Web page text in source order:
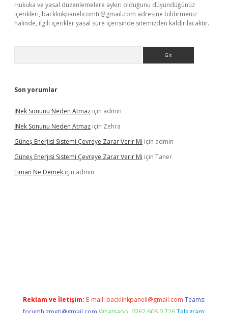
Hukuka ve yasal düzenlemelere aykırı olduğunu düşündüğünüz
içerikleri, backlinkpanelicomtr@gmail.com adresine bildirmeniz
halinde, ilgili içerikler yasal süre içerisinde sitemizden kaldırılacaktır.
Son yorumlar
İNek Sonunu Neden Atmaz için admin
İNek Sonunu Neden Atmaz için Zehra
Güneş Enerjisi Sistemi Çevreye Zarar Verir Mi için admin
Güneş Enerjisi Sistemi Çevreye Zarar Verir Mi için Taner
Liman Ne Demek için admin
Reklam ve İletişim: E-mail: backlinkpaneli@gmail.com Teams: